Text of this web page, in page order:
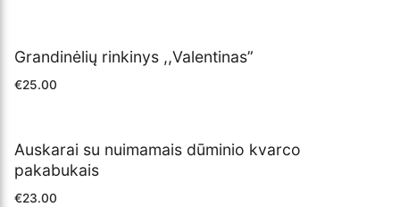
Grandinėlių rinkinys ,,Valentinas”
€25.00
Auskarai su nuimamais dūminio kvarco
pakabukais
€23.00